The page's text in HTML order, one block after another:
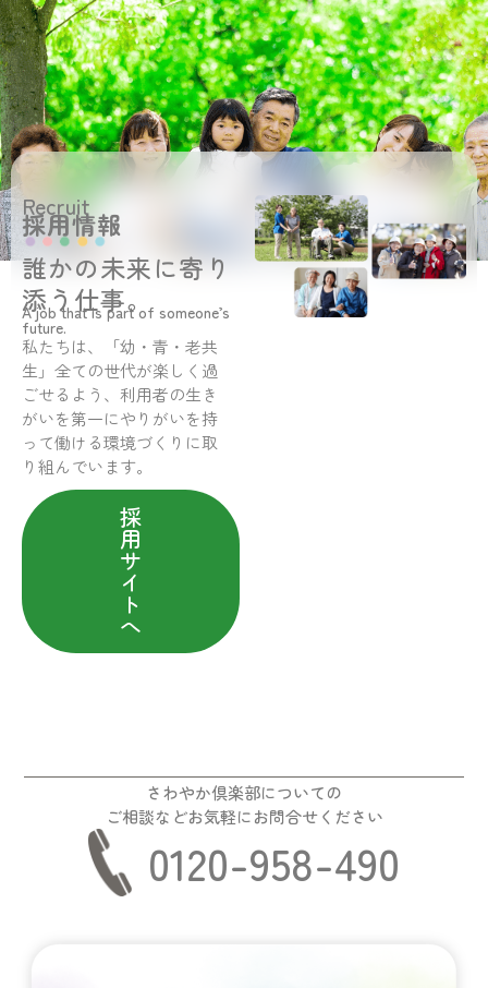
Recruit
採用情報
誰かの未来に寄り
添う仕事。
A job that is part of someone’s
future.
私たちは、「幼・青・老共
生」全ての世代が楽しく過
ごせるよう、利用者の生き
がいを第一にやりがいを持
って働ける環境づくりに取
り組んでいます。
採
用
サ
イ
ト
へ
さわやか倶楽部についての
ご相談などお気軽にお問合せください
0120-958-490